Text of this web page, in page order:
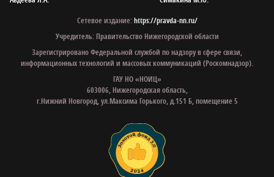
Сетевое издание:https://pravda-nn.ru/
Учредитель: Правительство Нижегородской области
Зарегистрировано Федеральной службой по надзору в сфере связи,
информационных технологий и массовых коммуникаций (Роскомнадзор).
ГАУ НО «НОИЦ»
603006, Нижегородская область,
г.Нижний Новгород, ул.Максима Горького, д.151 Б, помещение 5